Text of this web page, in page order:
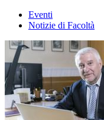
Eventi
Notizie di Facoltà